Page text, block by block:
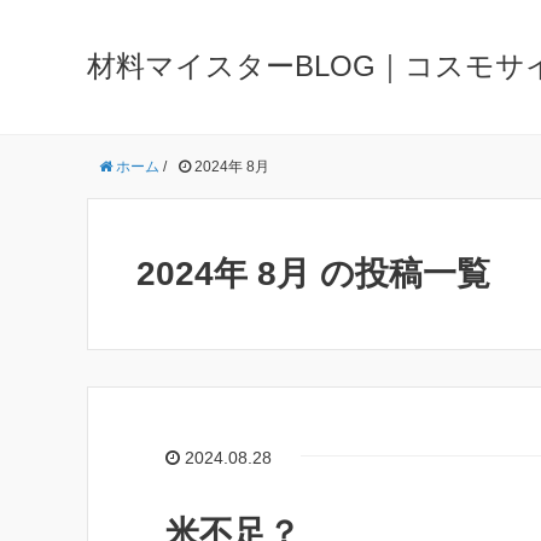
材料マイスターBLOG｜コスモサ
ホーム / 2024年 8月
2024年 8月 の投稿一覧
2024.08.28
米不足？